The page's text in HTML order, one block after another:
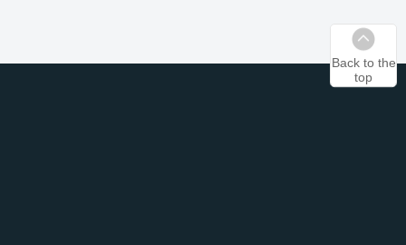
Back to the
top